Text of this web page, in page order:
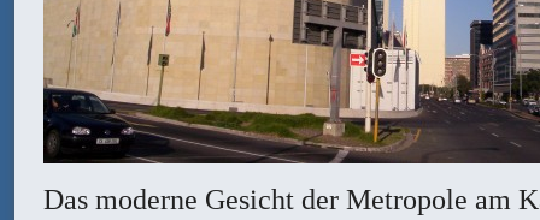
Das moderne Gesicht der Metropole am